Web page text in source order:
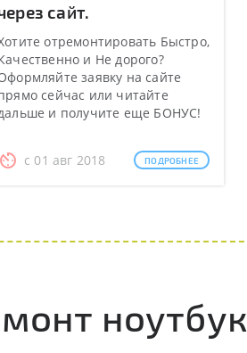
сайт.
отремонтировать Быстро,
и Не дорого?
заявку на сайте
сейчас или читайте
и получите еще БОНУС!
с 01 авг 2018 ПОДРОБНЕЕ